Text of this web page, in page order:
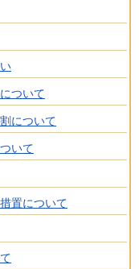
ついて
について
いて
置について